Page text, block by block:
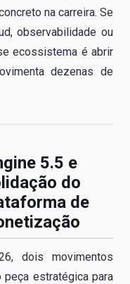
na carreira. Se
observabilidade ou
ecossistema é abrir
dezenas de
5.5 e
do
de
dois movimentos
peça estratégica para